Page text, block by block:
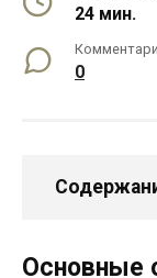
24 мин.
0
Основные